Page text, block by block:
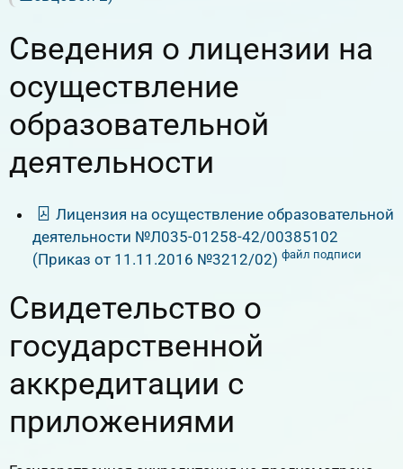
Сведения о лицензии на
осуществление
образовательной
деятельности
Лицензия на осуществление образовательной
деятельности №Л035-01258-42/00385102
(Приказ от 11.11.2016 №3212/02) файл подписи
Свидетельство о
государственной
аккредитации с
приложениями